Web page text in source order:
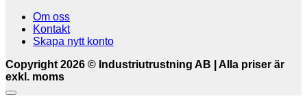
Om oss
Kontakt
Skapa nytt konto
Copyright 2026 © Industriutrustning AB | Alla priser är
exkl. moms